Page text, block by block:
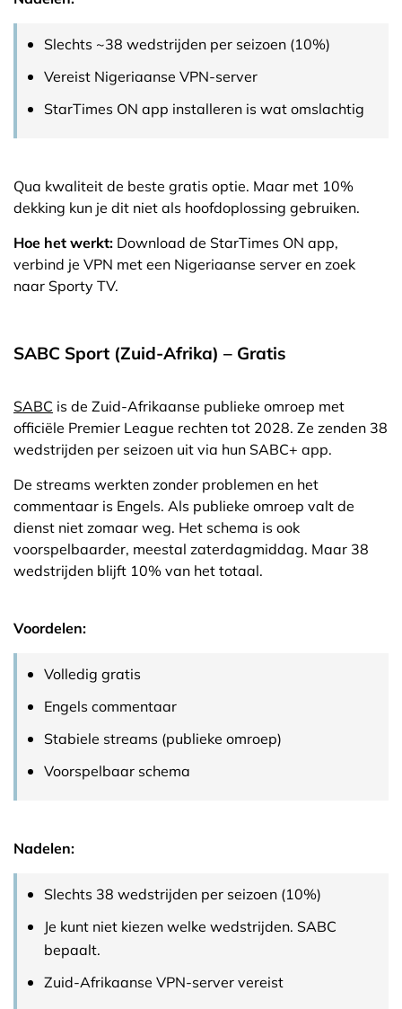
Slechts ~38 wedstrijden per seizoen (10%)
Vereist Nigeriaanse VPN-server
StarTimes ON app installeren is wat omslachtig
Qua kwaliteit de beste gratis optie. Maar met 10%
dekking kun je dit niet als hoofdoplossing gebruiken.
Hoe het werkt: Download de StarTimes ON app,
verbind je VPN met een Nigeriaanse server en zoek
naar Sporty TV.
SABC Sport (Zuid-Afrika) – Gratis
SABC is de Zuid-Afrikaanse publieke omroep met
officiële Premier League rechten tot 2028. Ze zenden 38
wedstrijden per seizoen uit via hun SABC+ app.
De streams werkten zonder problemen en het
commentaar is Engels. Als publieke omroep valt de
dienst niet zomaar weg. Het schema is ook
voorspelbaarder, meestal zaterdagmiddag. Maar 38
wedstrijden blijft 10% van het totaal.
Voordelen:
Volledig gratis
Engels commentaar
Stabiele streams (publieke omroep)
Voorspelbaar schema
Nadelen:
Slechts 38 wedstrijden per seizoen (10%)
Je kunt niet kiezen welke wedstrijden. SABC
bepaalt.
Zuid-Afrikaanse VPN-server vereist